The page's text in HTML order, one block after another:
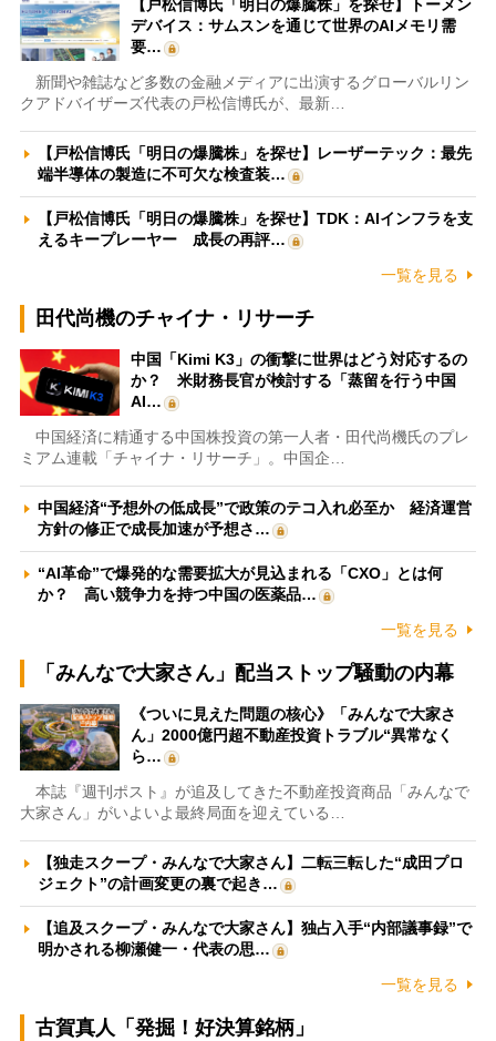
【戸松信博氏「明日の爆騰株」を探せ】トーメン
デバイス：サムスンを通じて世界のAIメモリ需
要…
新聞や雑誌など多数の金融メディアに出演するグローバルリン
クアドバイザーズ代表の戸松信博氏が、最新…
【戸松信博氏「明日の爆騰株」を探せ】レーザーテック：最先
端半導体の製造に不可欠な検査装…
【戸松信博氏「明日の爆騰株」を探せ】TDK：AIインフラを支
えるキープレーヤー 成長の再評…
一覧を見る
田代尚機のチャイナ・リサーチ
中国「Kimi K3」の衝撃に世界はどう対応するの
か？ 米財務長官が検討する「蒸留を行う中国
AI…
中国経済に精通する中国株投資の第一人者・田代尚機氏のプレ
ミアム連載「チャイナ・リサーチ」。中国企…
中国経済“予想外の低成長”で政策のテコ入れ必至か 経済運営
方針の修正で成長加速が予想さ…
“AI革命”で爆発的な需要拡大が見込まれる「CXO」とは何
か？ 高い競争力を持つ中国の医薬品…
一覧を見る
「みんなで大家さん」配当ストップ騒動の内幕
《ついに見えた問題の核心》「みんなで大家さ
ん」2000億円超不動産投資トラブル“異常なく
ら…
本誌『週刊ポスト』が追及してきた不動産投資商品「みんなで
大家さん」がいよいよ最終局面を迎えている…
【独走スクープ・みんなで大家さん】二転三転した“成田プロ
ジェクト”の計画変更の裏で起き…
【追及スクープ・みんなで大家さん】独占入手“内部議事録”で
明かされる柳瀬健一・代表の思…
一覧を見る
古賀真人「発掘！好決算銘柄」